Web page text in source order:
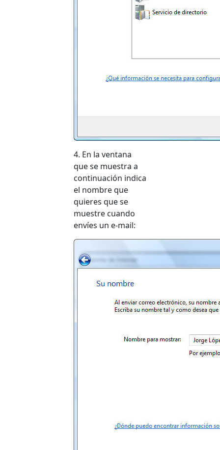
4. En la ventana
que se muestra a
continuación indica
el nombre que
quieres que se
muestre cuando
envíes un e-mail: